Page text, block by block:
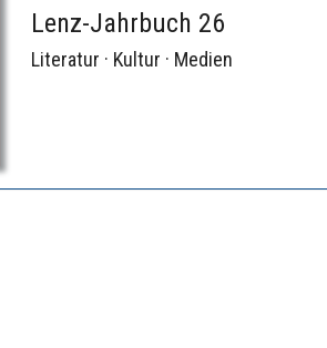
Lenz-Jahrbuch 26
Literatur · Kultur · Medien